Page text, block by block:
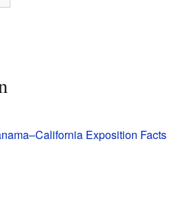
Exposition Facts